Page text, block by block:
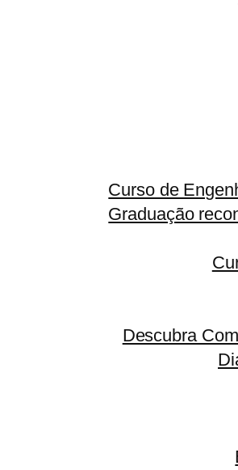
Curso de
Graduação
Descubra